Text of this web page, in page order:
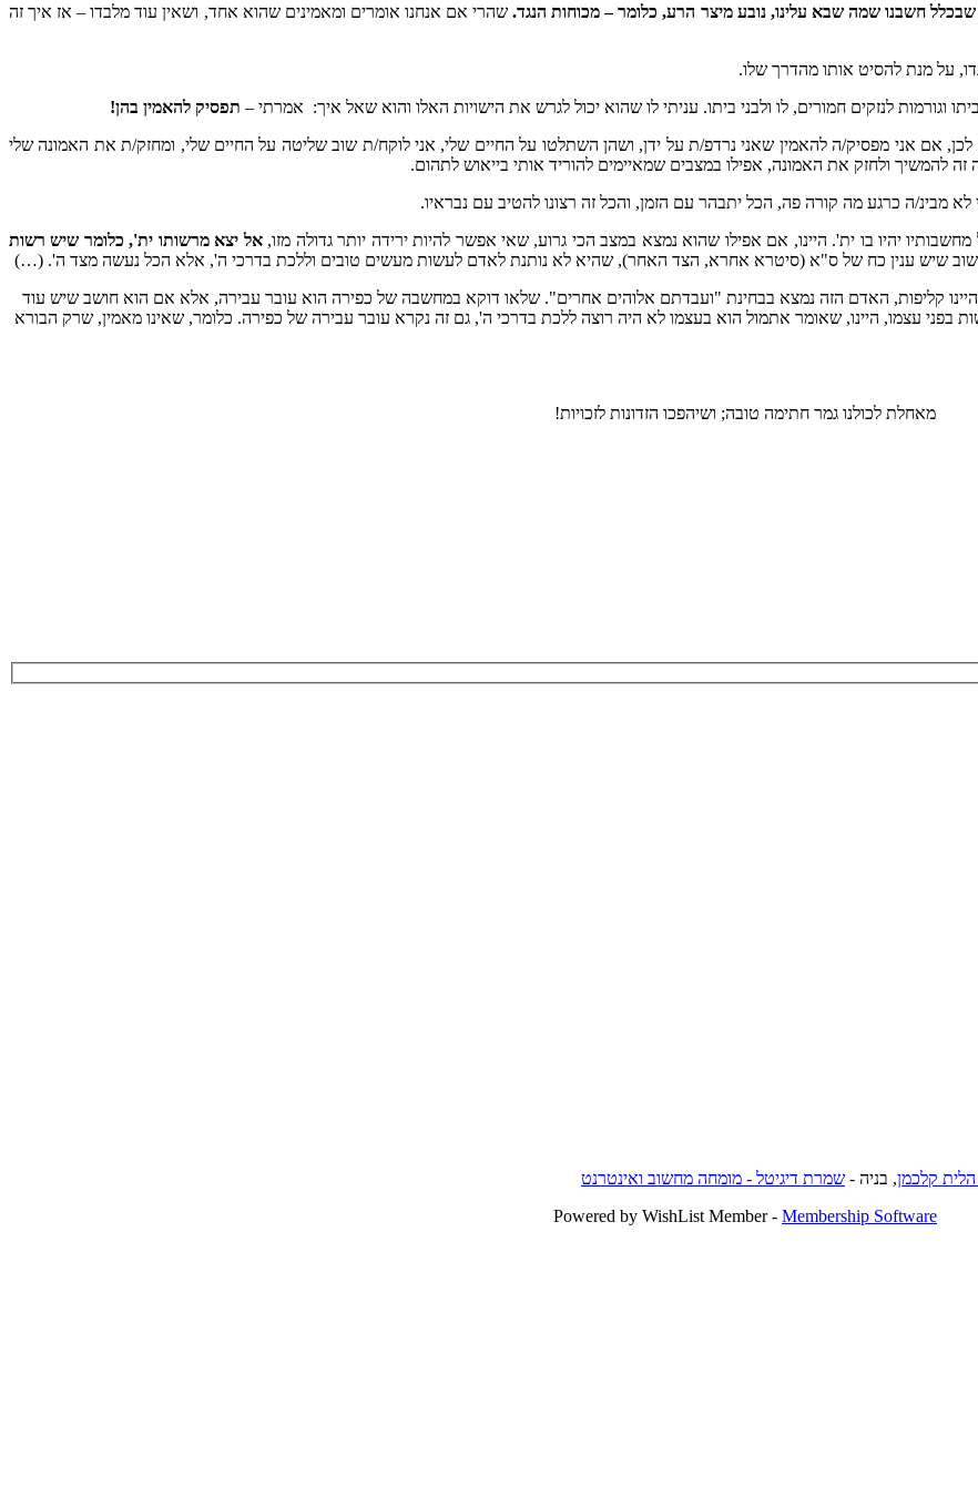
חשבנו שמה שבא עלינו, נובע מיצר הרע, כלומר – מכוחות הנגד.שהרי אם אנחנו אומרים ומאמינים שהוא אחד, ושאין עוד מלבדו – אז איך זה
על מנת להסיט אותו מהדרך שלו.
לנזקים חמורים, לו ולבני ביתו. עניתי לו שהוא יכול לגרש את הישויות האלו והוא שאל איך: אמרתי – תפסיק להאמין בהן!
אם אני מפסיק/ה להאמין שאני נרדפ/ת על ידן, ושהן השתלטו על החיים שלי, אני לוקח/ת שוב שליטה על החיים שלי, ומחזק/ת את האמונה שלי
להמשיך ולחזק את האמונה, אפילו במצבים שמאיימים להוריד אותי בייאוש לתהום.
מבינ/ה כרגע מה קורה פה, הכל יתבהר עם הזמן, והכל זה רצונו להטיב עם נבראיו.
יהיו בו ית'. היינו, אם אפילו שהוא נמצא במצב הכי גרוע, שאי אפשר להיות ירידה יותר גדולה מזו,אל יצא מרשותו ית', כלומר שיש רשות
שיש ענין כח של ס"א (סיטרא אחרא, הצד האחר), שהיא לא נותנת לאדם לעשות מעשים טובים וללכת בדרכי ה', אלא הכל נעשה מצד ה'. (…)
קליפות, האדם הזה נמצא בבחינת "ועבדתם אלוהים אחרים". שלאו דוקא במחשבה של כפירה הוא עובר עבירה, אלא אם הוא חושב שיש עוד
עצמו, היינו, שאומר אתמול הוא בעצמו לא היה רוצה ללכת בדרכי ה', גם זה נקרא עובר עבירה של כפירה. כלומר, שאינו מאמין, שרק הבורא
מאחלת לכולנו גמר חתימה טובה; ושיהפכו הזדונות לזכויות!
הלית קלכמן, בניה - שמרת דיגיטל - מומחה מחשוב ואינטרנט
Powered by WishList Member - Membership Software